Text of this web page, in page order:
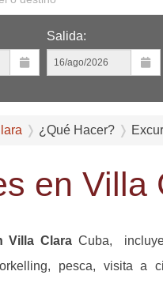
Salida:
¿Qué Hacer?
en Villa
Villa Clara Cuba,
pesca, visita a